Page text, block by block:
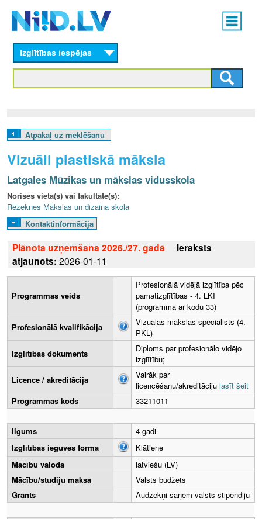
content
Main
menu
L
V
Izglītības iespējas
Atpakaļ uz meklēšanu
Vizuāli plastiskā māksla
Latgales Mūzikas un mākslas vidusskola
Norises vieta(s) vai fakultāte(s):
Rēzeknes Mākslas un dizaina skola
Kontaktinformācija
Plānota uzņemšana 2026./27. gadā
Ieraksts
atjaunots: 2026-01-11
Programmas veids
Profesionālā vidējā izglītība pēc
pamatizglītības - 4. LKI
(programma ar kodu 33)
Profesionālā kvalifikācija
Vizuālās mākslas speciālists (4.
PKL)
Izglītības dokuments
Diploms par profesionālo vidējo
izglītību;
Licence / akreditācija
Vairāk par
licencēšanu/akreditāciju lasīt šeit
Programmas kods
33211011
Ilgums
4 gadi
Izglītības ieguves forma
Klātiene
Mācību valoda
latviešu (LV)
Mācību/studiju maksa
Valsts budžets
Grants
Audzēkņi saņem valsts stipendiju